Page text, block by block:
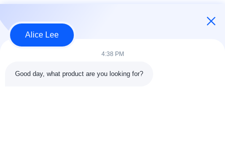
Όλα
κατασκευή δομών
Alice Lee
4:38 PM
Good day, what product are you looking for?